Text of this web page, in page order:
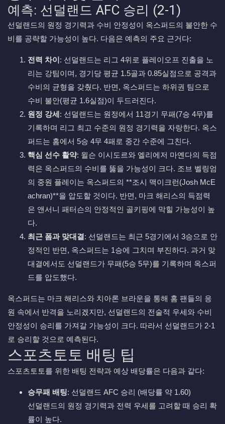
예측: 선덜랜드 AFC 승리 (2-1)
선덜랜드의 원정 경기력과 수비 안정성이 옥스퍼드의 불안한 수
비를 공략할 가능성이 높다. 다음은 예측의 주요 근거다:
전력 차이: 선덜랜드는 리그 4위로 플레이오프 진출을 노
리는 강팀이며, 경기당 평균 1.5골과 0.85실점으로 공격과
수비의 균형을 갖췄다. 반면, 옥스퍼드는 하위권 팀으로
수비 불안(평균 1.6실점)이 두드러진다.
원정 강세: 선덜랜드는 원정에서 11경기 무패(7승 4무)를
기록하며 리그 최고 수준의 원정 경기력을 자랑한다. 옥스
퍼드는 홈에서 5승 4무 4패로 중간 수준에 그친다.
핵심 선수 활약: 윌슨 이시도르와 엘리에저 마옌다의 득점
력은 옥스퍼드의 수비를 뚫을 가능성이 크다. 조브 벨링엄
의 중원 플레이는 옥스퍼드의 **조시 맥이크런(Josh McE
achran)**을 압도할 것이다. 반면, 마크 해리스의 득점력
은 앤서니 패터슨의 안정적인 골키핑에 막힐 가능성이 높
다.
최근 폼과 맞대결: 선덜랜드는 최근 5경기에서 3승으로 안
정적인 반면, 옥스퍼드는 1승에 그치며 부진하다. 과거 맞
대결에서도 선덜랜드가 무패(5승 5무)를 기록하며 옥스퍼
드를 압도했다.
옥스퍼드는 마크 해리스와 치아론 브라운을 통해 홈 팬들의 응
원 속에서 반격을 노리겠지만, 선덜랜드의 전술적 우세와 수비
안정성이 승리를 가져갈 가능성이 크다. 따라서 선덜랜드가 2-1
로 승리할 것으로 예측된다.
스포츠토토 배팅 팁
스포츠토토를 위한 배팅 전략과 예상 배당률은 다음과 같다:
승무패 배팅: 선덜랜드 AFC 승리 (배당률 약 1.60)
선덜랜드의 원정 경기력과 전력 우세를 고려할 때 승리 확
률이 높다.